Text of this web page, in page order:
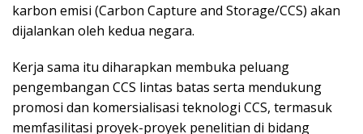
karbon emisi (Carbon Capture and Storage/CCS) akan
dijalankan oleh kedua negara.
Kerja sama itu diharapkan membuka peluang
pengembangan CCS lintas batas serta mendukung
promosi dan komersialisasi teknologi CCS, termasuk
memfasilitasi proyek-proyek penelitian di bidang